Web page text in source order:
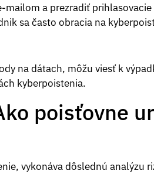
a prezradiť
sa často obracia na
na dátach, môžu viesť k
kyberpoistenia.
poisťovne
vykonáva dôslednú analýzu